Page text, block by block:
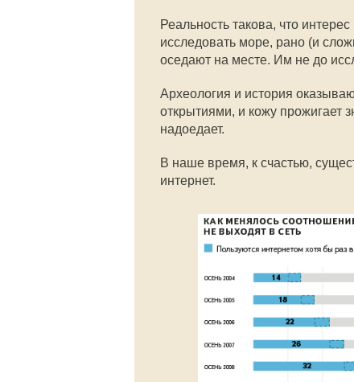
Реальность такова, что
исследовать море, рано (и
оседают на месте. Им не до
Археология и история
открытиями, и кожу прожигает
надоедает.
В наше время, к счастью,
интернет.